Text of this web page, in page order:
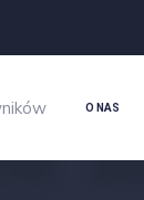
O NAS